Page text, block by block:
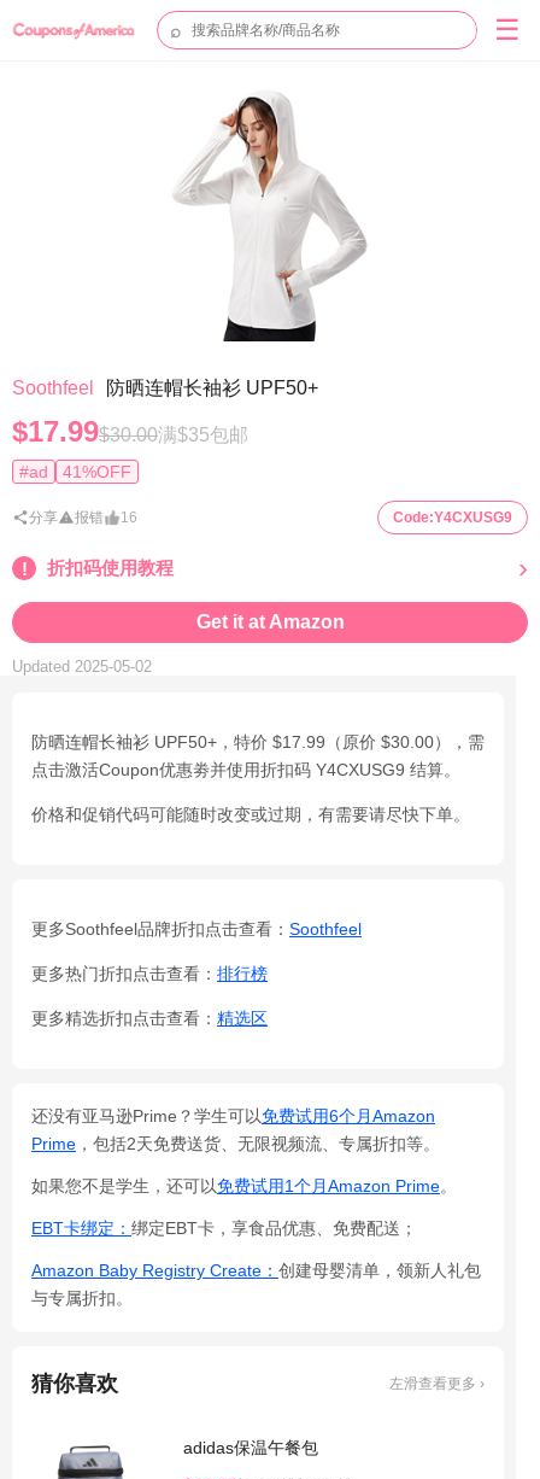
⌕ ☰
Soothfeel 防晒连帽长袖衫 UPF50+
$17.99$30.00满$35包邮
#ad 41%OFF
分享 报错 16 Code:Y4CXUSG9
折扣码使用教程
Get it at Amazon
Updated 2025-05-02
防晒连帽长袖衫 UPF50+，特价 $17.99（原价 $30.00），需
点击激活Coupon优惠劵并使用折扣码 Y4CXUSG9 结算。
价格和促销代码可能随时改变或过期，有需要请尽快下单。
更多Soothfeel品牌折扣点击查看： Soothfeel
更多热门折扣点击查看： 排行榜
更多精选折扣点击查看： 精选区
还没有亚马逊Prime？学生可以免费试用6个月Amazon
Prime ，包括2天免费送货、无限视频流、专属折扣等。
如果您不是学生，还可以免费试用1个月Amazon Prime。
EBT卡绑定： 绑定EBT卡，享食品优惠、免费配送；
Amazon Baby Registry Create： 创建母婴清单，领新人礼包
与专属折扣。
猜你喜欢 左滑查看更多 ›
adidas保温午餐包